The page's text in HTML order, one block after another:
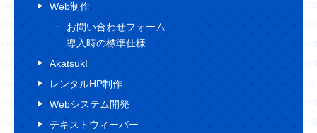
Web制作
お問い合わせフォーム
導入時の標準仕様
AkatsukI
レンタルHP制作
Webシステム開発
テキストウィーバー
<script type='text/javascript' src='https://hajimecreate.com/wp-
<script type='text/javascript' src='https://hajimecreate.com/wp-
<script type='text/javascript' src='https://hajimecreate.com/wp-
<script type='text/javascript' src='https://hajimecreate.com/wp-
<script type='text/javascript' src='https://cdn.jsdelivr.net/npm/shuffle-
<script type='text/javascript' src='https://hajimecreate.com/wp-
<script type='text/javascript' src='https://hajimecreate.com/wp-